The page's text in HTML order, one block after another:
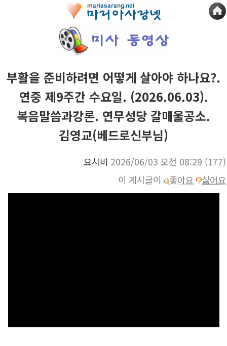
부활을 준비하려면 어떻게 살아야 하나요?.
연중 제9주간 수요일. (2026.06.03).
복음말씀과강론. 연무성당 갈매울공소.
김영교(베드로신부님)
요시비 2026/06/03 오전 08:29 (177)
이 게시글이
좋아요 싫어요